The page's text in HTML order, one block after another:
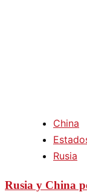
China
Rusia
Rusia y China